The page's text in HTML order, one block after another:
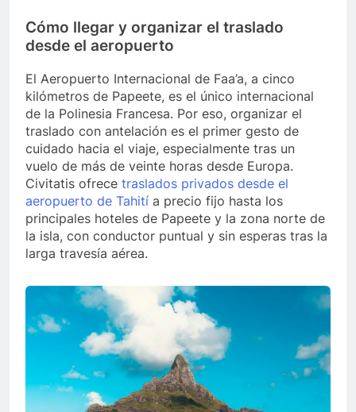
Cómo llegar y organizar el traslado
desde el aeropuerto
El Aeropuerto Internacional de Faa’a, a cinco
kilómetros de Papeete, es el único internacional
de la Polinesia Francesa. Por eso, organizar el
traslado con antelación es el primer gesto de
cuidado hacia el viaje, especialmente tras un
vuelo de más de veinte horas desde Europa.
Civitatis ofrece traslados privados desde el
aeropuerto de Tahití a precio fijo hasta los
principales hoteles de Papeete y la zona norte de
la isla, con conductor puntual y sin esperas tras la
larga travesía aérea.